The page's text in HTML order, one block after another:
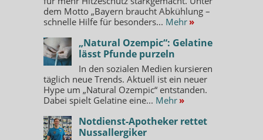
dem Motto „Bayern braucht Abkühlung –
schnelle Hilfe für besonders... Mehr »
„Natural Ozempic“: Gelatine
lässt Pfunde purzeln
In den sozialen Medien kursieren
täglich neue Trends. Aktuell ist ein neuer
Hype um „Natural Ozempic“ entstanden.
Dabei spielt Gelatine eine... Mehr »
Notdienst-Apotheker rettet
Nussallergiker